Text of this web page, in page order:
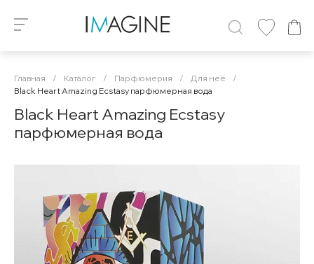
Главная / Каталог / Парфюмерия / Для неё
/
Black Heart Amazing Ecstasy парфюмерная вода
Black Heart Amazing Ecstasy
парфюмерная вода